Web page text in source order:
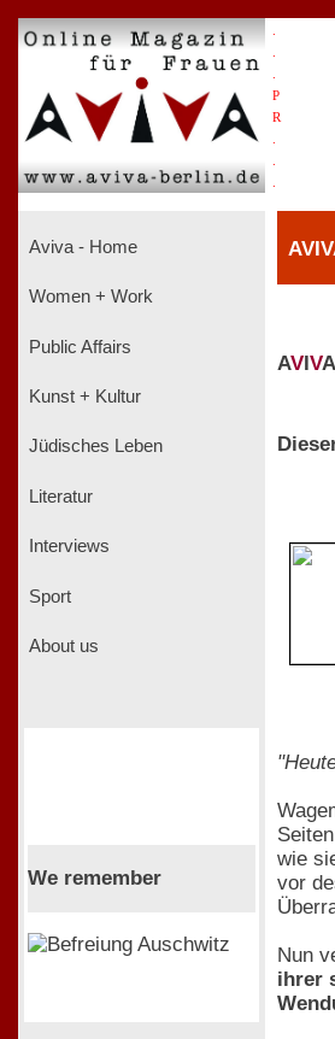
P
R
Aviva - Home
Women + Work
Public Affairs
Kunst + Kultur
Jüdisches Leben
Literatur
Interviews
Sport
About us
We remember
AV V
wie
vor
Nun
ihrer